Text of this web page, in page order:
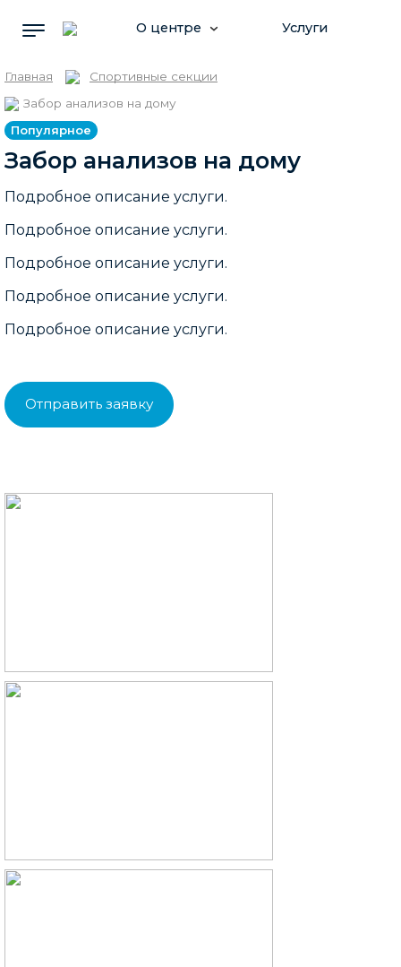
О центре Услуги
Вопрос-ответ
Контакты
Главная
Спортивные секции
Забор анализов на дому
Популярное
Забор анализов на дому
Подробное описание услуги.
Подробное описание услуги.
Подробное описание услуги.
Подробное описание услуги.
Подробное описание услуги.
Отправить заявку